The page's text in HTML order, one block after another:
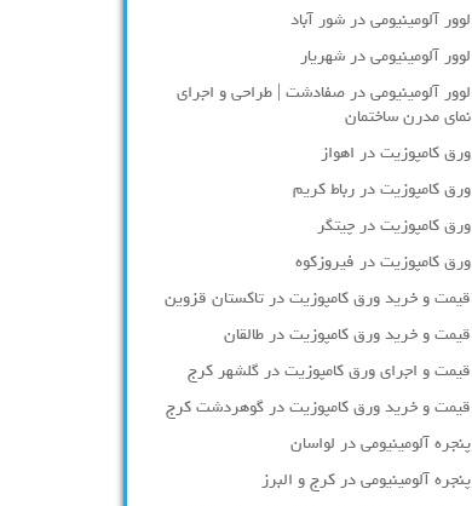
لوور آلومینیومی در شور آباد
لوور آلومينيومي در شهريار
لوور آلومینیومی در صفادشت | طراحی و اجرای
نمای مدرن ساختمان
ورق کامپوزیت در اهواز
ورق کامپوزیت در رباط کریم
ورق کامپوزیت در چیتگر
ورق کامپوزیت در فیروزکوه
قیمت و خرید ورق کامپوزیت در تاکستان قزوین
قیمت و خرید ورق کامپوزیت در طالقان
قیمت و اجرای ورق کامپوزیت در گلشهر کرج
قیمت و خرید ورق کامپوزیت در گوهردشت کرج
پنجره آلومینیومی در لواسان
پنجره آلومینیومی در کرج و البرز